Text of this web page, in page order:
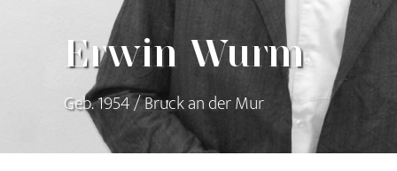
Erwin Wurm
Geb. 1954 / Bruck an der Mur